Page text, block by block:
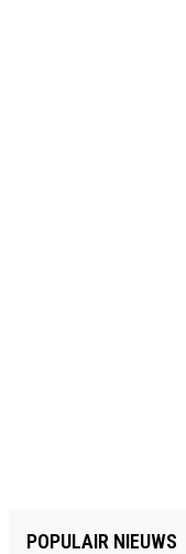
POPULAIR NIEUWS